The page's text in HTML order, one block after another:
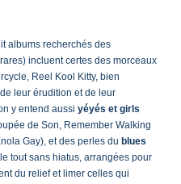
albums recherchés des
incluent certes des morceaux
Reel Kool Kitty, bien
leur érudition et de leur
y entend aussi yéyés et girls
de Son, Remember Walking
Gay), et des perles du blues
tout sans hiatus, arrangées pour
du relief et limer celles qui